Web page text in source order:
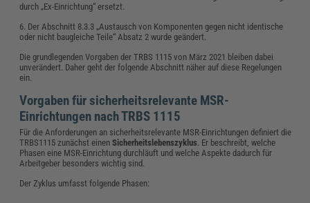
durch „Ex-Einrichtung“ ersetzt.
6. Der Abschnitt 8.3.3 „Austausch von Komponenten gegen nicht identische
oder nicht baugleiche Teile“ Absatz 2 wurde geändert.
Die grundlegenden Vorgaben der TRBS 1115 von März 2021 bleiben dabei
unverändert. Daher geht der folgende Abschnitt näher auf diese Regelungen
ein.
Vorgaben für sicherheitsrelevante MSR-
Einrichtungen nach TRBS 1115
Für die Anforderungen an sicherheitsrelevante MSR-Einrichtungen definiert die
TRBS1115 zunächst einenSicherheitslebenszyklus. Er beschreibt, welche
Phasen eine MSR-Einrichtung durchläuft und welche Aspekte dadurch für
Arbeitgeber besonders wichtig sind.
Der Zyklus umfasst folgende Phasen: